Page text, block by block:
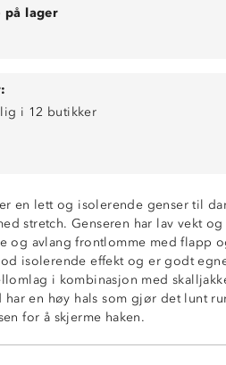
på lager
i 12 butikker
en lett og isolerende genser til
stretch. Genseren har lav vekt og
og avlang frontlomme med flapp
isolerende effekt og er godt
i kombinasjon med
en høy hals som gjør det lunt
for å skjerme haken.
på albuene